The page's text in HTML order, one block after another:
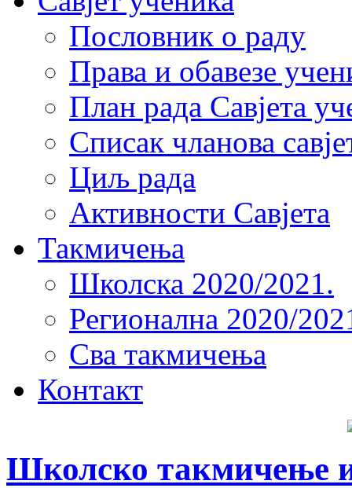
Пословник о раду
Права и обавезе
План рада Савјета
Списак чланова
Циљ рада
Активности Савјета
Такмичења
Школска 2020/2021.
Регионална 2020/
Сва такмичења
Контакт
Школско такмичење